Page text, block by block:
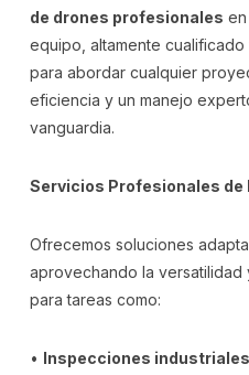
de drones profesionales
equipo, altamente
para abordar cualquier
eficiencia y un manejo
vanguardia.
Servicios Profesionales de
Ofrecemos soluciones
aprovechando la
para tareas como:
• Inspecciones